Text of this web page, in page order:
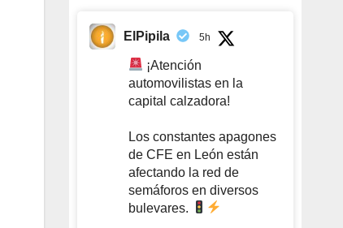
ElPipila 5h
¡Atención
automovilistas en la
capital calzadora!
Los constantes apagones
de CFE en León están
afectando la red de
semáforos en diversos
bulevares.